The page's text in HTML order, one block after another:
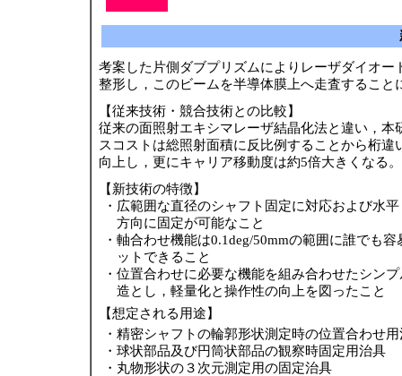
考案した片側ダブプリズムによりレーザダイオ
整形し，このビームを半導体膜上へ走査するこ
【従来技術・競合技術との比較】
従来の面照射エキシマレーザ結晶化法と違い，
スコストは総照射面積に反比例することから桁
向上し，更にキャリア移動度は約5倍大きくなる。
【新技術の特徴】
・ 広範囲な直径のシャフト固定に対応および水
方向に固定が可能なこと
・ 軸合わせ機能は0.1deg/50mmの範囲に誰でも容
ットできること
・ 位置合わせに必要な機能を組み合わせたシン
造とし，軽量化と操作性の向上を図ったこと
【想定される用途】
・ 精密シャフトの輪郭形状測定時の位置合わせ用
・ 球状部品及び円筒状部品の観察時固定用治具
・ 丸物形状の３次元測定用の固定治具